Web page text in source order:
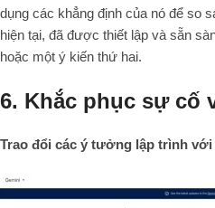
dụng các khẳng định của nó để so
hiện tại, đã được thiết lập và sẵn
hoặc một ý kiến thứ hai.
6. Khắc phục sự cố
Trao đổi các ý tưởng lập trình